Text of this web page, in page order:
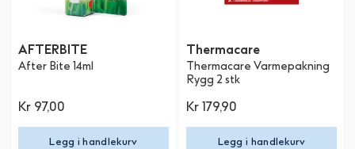
AFTERBITE
After Bite 14ml
Kr 97,00
Legg i handlekurv
Thermacare
Thermacare Varmepakning
Rygg 2 stk
Kr 179,90
Legg i handlekurv